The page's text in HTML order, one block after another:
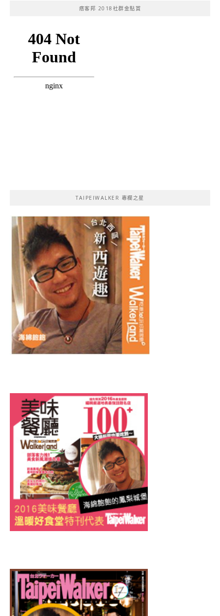
痞客邦 2018社群金點賞
TAIPEIWALKER 專欄之星